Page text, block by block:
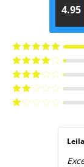
4.95
Avaliação5
Avaliação
Avaliação
Avaliação
Leila